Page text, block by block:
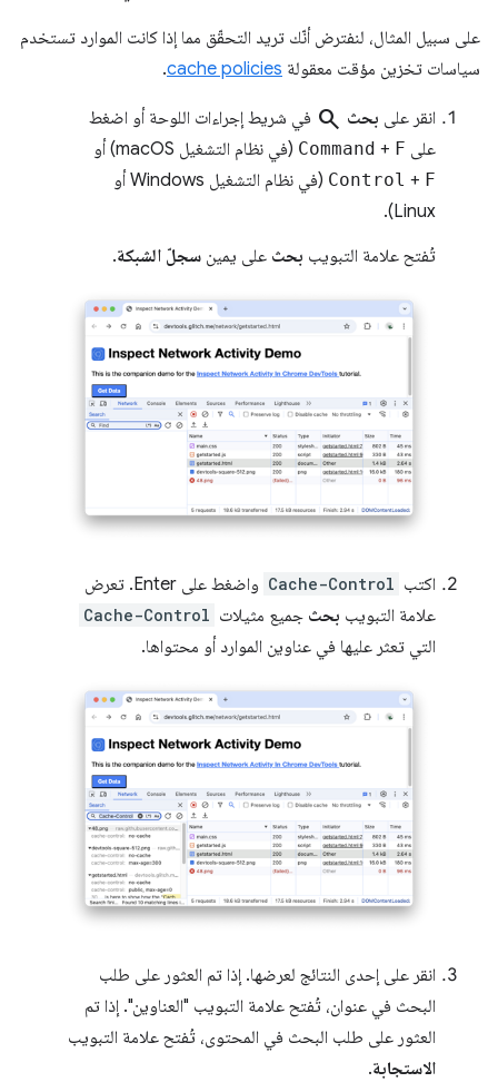
على سبيل المثال، لنفترض أنّك تريد التحقّق مما إذا كانت الموارد تستخدم
سياسات تخزين مؤقت معقولة cache policies
.
انقر على بحث search في شريط إجراءات اللوحة أو اضغط
على
Command + F (في نظام التشغيل macOS) أو
Control + F
(في نظام التشغيل Windows أو
Linux).
تُفتح علامة التبويب بحث على يمين سجلّ الشبكة.
اكتب Cache-Control
واضغط على Enter. تعرض
علامة التبويب بحث جميع مثيلات Cache-Control
التي تعثر عليها في عناوين الموارد أو محتواها.
انقر على إحدى النتائج لعرضها. إذا تم العثور على طلب
البحث في عنوان، تُفتح علامة التبويب "العناوين". إذا تم
العثور على طلب البحث في المحتوى، تُفتح علامة التبويب
الاستجابة.